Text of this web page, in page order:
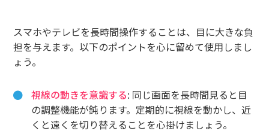
スマホやテレビを長時間操作することは、目に大きな負
担を与えます。以下のポイントを心に留めて使用しまし
ょう。
視線の動きを意識する: 同じ画面を長時間見ると目
の調整機能が鈍ります。定期的に視線を動かし、近
くと遠くを切り替えることを心掛けましょう。